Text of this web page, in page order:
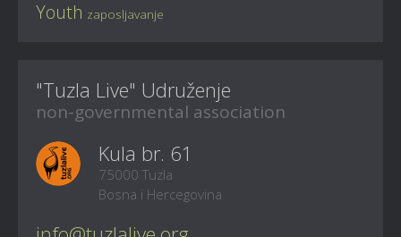
Youth zaposljavanje
"Tuzla Live" Udruženje
non-governmental association
Kula br. 61
75000 Tuzla
Bosna i Hercegovina